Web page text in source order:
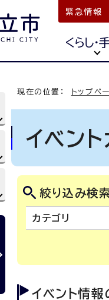
緊急情報
くらし・
現在の位置： トップペ
イベン
絞り込み検
カテゴリ
イベント情報